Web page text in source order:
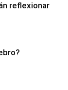
reflexionar